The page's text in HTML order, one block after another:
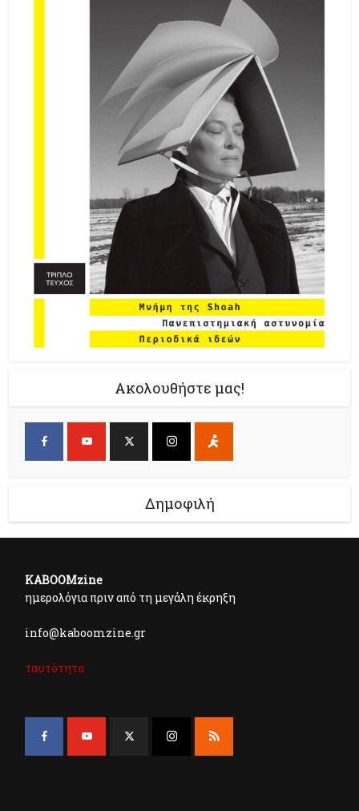
Ακολουθήστε μας!
Δημοφιλή
KABOOMzine
ημερολόγια πριν από τη μεγάλη έκρηξη
info@kaboomzine.gr
ταυτότητα